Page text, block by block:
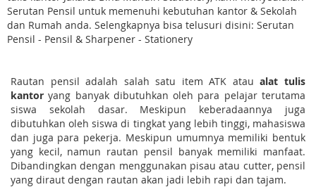
Serutan Pensil untuk memenuhi kebutuhan kantor & Sekolah
dan Rumah anda. Selengkapnya bisa telusuri disini: Serutan
Pensil - Pensil & Sharpener - Stationery
Rautan pensil adalah salah satu item ATK ataualat tulis
kantor yang banyak dibutuhkan oleh para pelajar terutama
siswa sekolah dasar. Meskipun keberadaannya juga
dibutuhkan oleh siswa di tingkat yang lebih tinggi, mahasiswa
dan juga para pekerja. Meskipun umumnya memiliki bentuk
yang kecil, namun rautan pensil banyak memiliki manfaat.
Dibandingkan dengan menggunakan pisau atau cutter, pensil
yang diraut dengan rautan akan jadi lebih rapi dan tajam.